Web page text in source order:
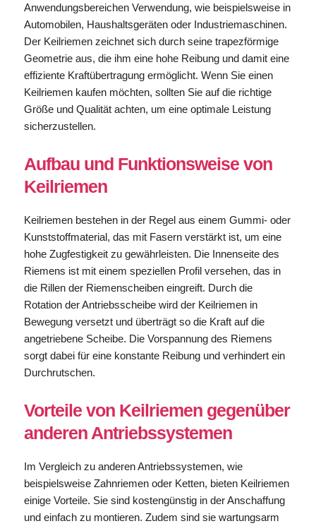
Anwendungsbereichen Verwendung, wie beispielsweise in
Automobilen, Haushaltsgeräten oder Industriemaschinen.
Der Keilriemen zeichnet sich durch seine trapezförmige
Geometrie aus, die ihm eine hohe Reibung und damit eine
effiziente Kraftübertragung ermöglicht. Wenn Sie einen
Keilriemen kaufen möchten, sollten Sie auf die richtige
Größe und Qualität achten, um eine optimale Leistung
sicherzustellen.
Aufbau und Funktionsweise von
Keilriemen
Keilriemen bestehen in der Regel aus einem Gummi- oder
Kunststoffmaterial, das mit Fasern verstärkt ist, um eine
hohe Zugfestigkeit zu gewährleisten. Die Innenseite des
Riemens ist mit einem speziellen Profil versehen, das in
die Rillen der Riemenscheiben eingreift. Durch die
Rotation der Antriebsscheibe wird der Keilriemen in
Bewegung versetzt und überträgt so die Kraft auf die
angetriebene Scheibe. Die Vorspannung des Riemens
sorgt dabei für eine konstante Reibung und verhindert ein
Durchrutschen.
Vorteile von Keilriemen gegenüber
anderen Antriebssystemen
Im Vergleich zu anderen Antriebssystemen, wie
beispielsweise Zahnriemen oder Ketten, bieten Keilriemen
einige Vorteile. Sie sind kostengünstig in der Anschaffung
und einfach zu montieren. Zudem sind sie wartungsarm